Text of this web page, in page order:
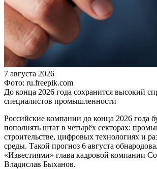
7 августа 2026
Фото: ru.freepik.com
До конца 2026 года сохранится высокий
специалистов промышленности
Российские компании до конца 2026 года
пополнять штат в четырёх секторах:
строительстве, цифровых технологиях и
среды. Такой прогноз 6 августа
«Известиями» глава кадровой компании
Владислав Быханов.